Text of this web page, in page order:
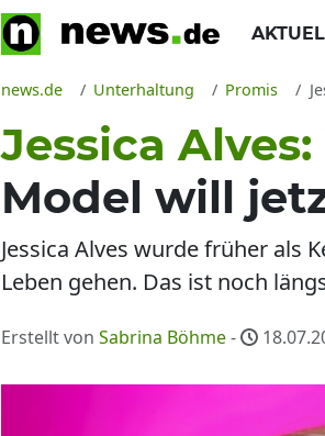
news.de Unterhaltung Promis
Jessica Alves:
Model will
Jessica Alves wurde früher als
Leben gehen. Das ist noch
Erstellt von Sabrina Böhme-